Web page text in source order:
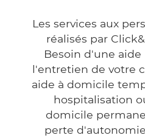
Les services aux
réalisés par
Besoin d'une
l'entretien de votre
aide à domicile
hospitalisation
domicile
perte